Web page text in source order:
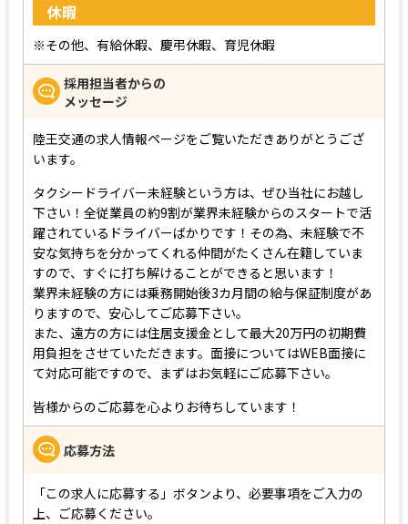
休暇
※その他、有給休暇、慶弔休暇、育児休暇
採用担当者からの
メッセージ
陸王交通の求人情報ページをご覧いただきありがとうござ
います。
タクシードライバー未経験という方は、ぜひ当社にお越し
下さい！全従業員の約9割が業界未経験からのスタートで活
躍されているドライバーばかりです！その為、未経験で不
安な気持ちを分かってくれる仲間がたくさん在籍していま
すので、すぐに打ち解けることができると思います！
業界未経験の方には乗務開始後3カ月間の給与保証制度があ
りますので、安心してご応募下さい。
また、遠方の方には住居支援金として最大20万円の初期費
用負担をさせていただきます。面接についてはWEB面接に
て対応可能ですので、まずはお気軽にご応募下さい。
皆様からのご応募を心よりお待ちしています！
応募方法
「この求人に応募する」ボタンより、必要事項をご入力の
上、ご応募ください。